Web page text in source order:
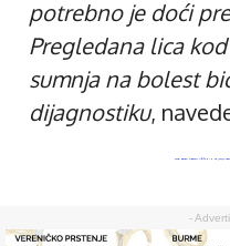
potrebno je doći
Pregledana lica
sumnja na bolest
dijagnostiku,
-